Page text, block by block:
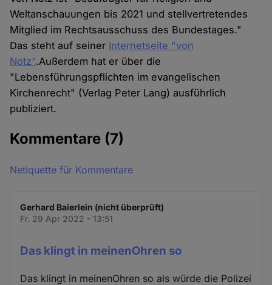
Weltanschauungen bis 2021 und stellvertretendes
Mitglied im Rechtsausschuss des Bundestages."
Das steht auf seiner Internetseite "von
Notz".Außerdem hat er über die
"Lebensführungspflichten im evangelischen
Kirchenrecht" (Verlag Peter Lang) ausführlich
publiziert.
Kommentare (7)
Netiquette für Kommentare
Gerhard Baierlein (nicht überprüft)
Fr. 29 Apr 2022 - 13:51
Das klingt in meinenOhren so
Das klingt in meinenOhren so als würde die Polizei
Cookies